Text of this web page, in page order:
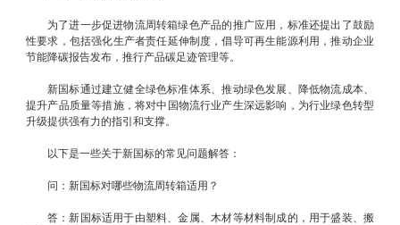
为了进一步促进物流周转箱绿色产品的推广应用，标准还提出了鼓励
性要求，包括强化生产者责任延伸制度，倡导可再生能源利用，推动企业
节能降碳报告发布，推行产品碳足迹管理等。
新国标通过建立健全绿色标准体系、推动绿色发展、降低物流成本、
提升产品质量等措施，将对中国物流行业产生深远影响，为行业绿色转型
升级提供强有力的指引和支撑。
以下是一些关于新国标的常见问题解答：
问：新国标对哪些物流周转箱适用？
答：新国标适用于由塑料、金属、木材等材料制成的，用于盛装、搬